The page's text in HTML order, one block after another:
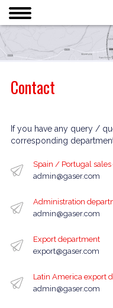
Contact
If you have any query /
corresponding
Spain / Portugal
admin@gaser.com
Administration
admin@gaser.com
Export department
export@gaser.com
Latin America export
admin@gaser.com